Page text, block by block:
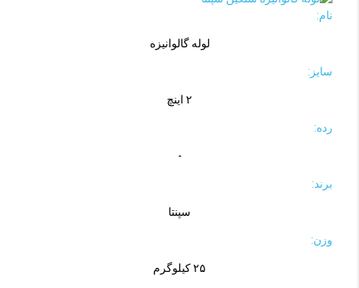
نام:
لوله گالوانیزه
سایز:
۲ اینچ
رده:
-
برند:
سپنتا
وزن:
۲۵ کیلوگرم